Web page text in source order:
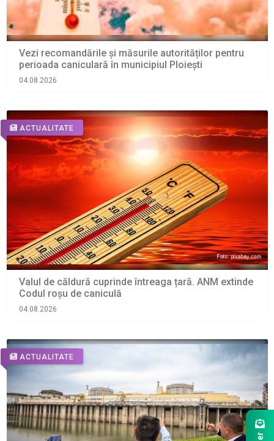
Vezi recomandările și măsurile autorităților pentru
perioada caniculară în municipiul Ploiești
04.08.2026
ACTUALITATE
Valul de căldură cuprinde întreaga țară. ANM extinde
Codul roșu de caniculă
04.08.2026
ACTUALITATE